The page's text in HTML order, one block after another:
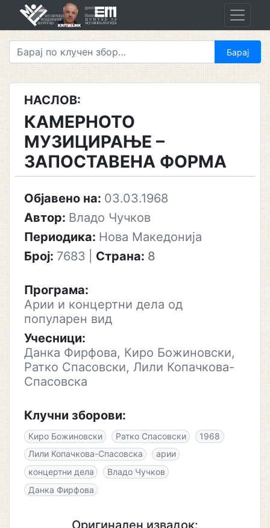
НАСЛОВ:
КАМЕРНОТО
МУЗИЦИРАЊЕ –
ЗАПОСТАВЕНА ФОРМА
Објавено на: 03.03.1968
Автор: Владо Чучков
Периодика: Нова Македонија
Број: 7683 Страна: 8
Програма:
Арии и концертни дела од
популарен вид
Учесници:
Данка Фирфова, Киро Божиновски,
Ратко Спасовски, Лили Копачкова-
Спасовска
Клучни зборови:
Киро Божиновски Ратко Спасовски
1968
Лили Копачкова-Спасовска
арии
концертни дела
Владо Чучков
Данка Фирфова